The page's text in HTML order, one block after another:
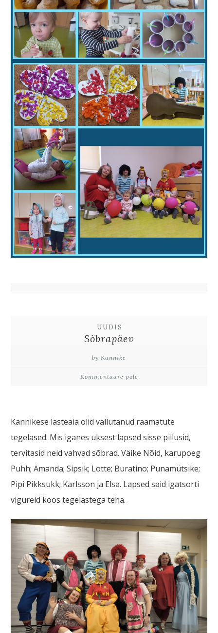
UUDIS
Sõbrapäev
by Kannike
Kommentaare pole
Kannikese lasteaia olid vallutanud raamatute
tegelased. Mis iganes uksest lapsed sisse piilusid,
tervitasid neid vahvad sõbrad. Väike Nõid, karupoeg
Puhh; Amanda; Sipsik; Lotte; Buratino; Punamütsike;
Pipi Pikksukk; Karlsson ja Elsa. Lapsed said igatsorti
vigureid koos tegelastega teha.